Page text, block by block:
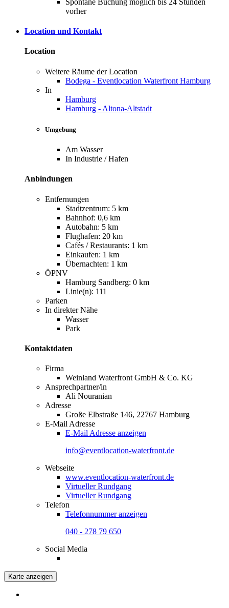
Spontane Buchung möglich bis 24 Stunden
vorher
Location und Kontakt
Location
Weitere Räume der Location
Bodega - Eventlocation Waterfront Hamburg
In
Hamburg
Hamburg - Altona-Altstadt
Umgebung
Am Wasser
In Industrie / Hafen
Anbindungen
Entfernungen
Stadtzentrum: 5 km
Bahnhof: 0,6 km
Autobahn: 5 km
Flughafen: 20 km
Cafés / Restaurants: 1 km
Einkaufen: 1 km
Übernachten: 1 km
ÖPNV
Hamburg Sandberg: 0 km
Linie(n): 111
Parken
In direkter Nähe
Wasser
Park
Kontaktdaten
Firma
Weinland Waterfront GmbH & Co. KG
Ansprechpartner/in
Ali Nouranian
Adresse
Große Elbstraße 146, 22767 Hamburg
E-Mail Adresse
E-Mail Adresse anzeigen
info@eventlocation-waterfront.de
Webseite
www.eventlocation-waterfront.de
Virtueller Rundgang
Virtueller Rundgang
Telefon
Telefonnummer anzeigen
040 - 278 79 650
Social Media
Karte anzeigen